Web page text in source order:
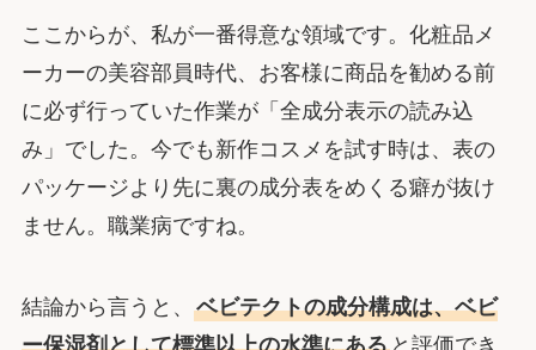
ここからが、私が一番得意な領域です。化粧品メ
ーカーの美容部員時代、お客様に商品を勧める前
に必ず行っていた作業が「全成分表示の読み込
み」でした。今でも新作コスメを試す時は、表の
パッケージより先に裏の成分表をめくる癖が抜け
ません。職業病ですね。
結論から言うと、 ベビテクトの成分構成は、ベビ